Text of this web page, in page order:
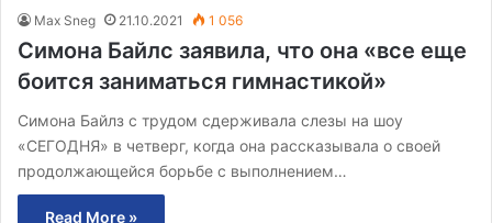
Max Sneg 21.10.2021 1 056
Симона Байлс заявила, что она «все еще
боится заниматься гимнастикой»
Симона Байлз с трудом сдерживала слезы на шоу
«СЕГОДНЯ» в четверг, когда она рассказывала о своей
продолжающейся борьбе с выполнением…
Read More »